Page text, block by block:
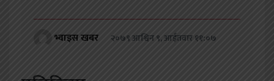
भ्वाइस खबर २०७९ आश्विन ९, आईतवार ११:०७